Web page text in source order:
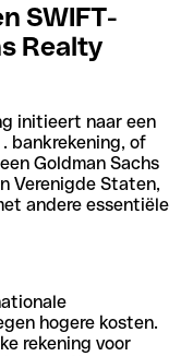
SWIFT-
Realty
initieert naar een
bankrekening, of
Goldman Sachs
Verenigde Staten,
andere essentiële
hogere kosten.
rekening voor